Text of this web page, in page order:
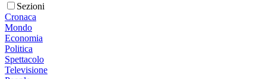
Sezioni
Cronaca
Mondo
Economia
Politica
Spettacolo
Televisione